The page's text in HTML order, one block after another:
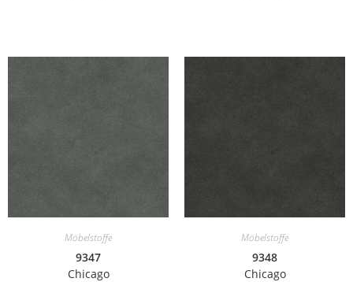
Möbelstoffe
9347
Chicago
Möbelstoffe
9348
Chicago